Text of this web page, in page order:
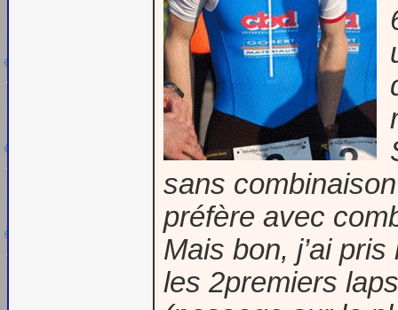
sans
préfère avec
Mais bon, j’ai
les 2premiers